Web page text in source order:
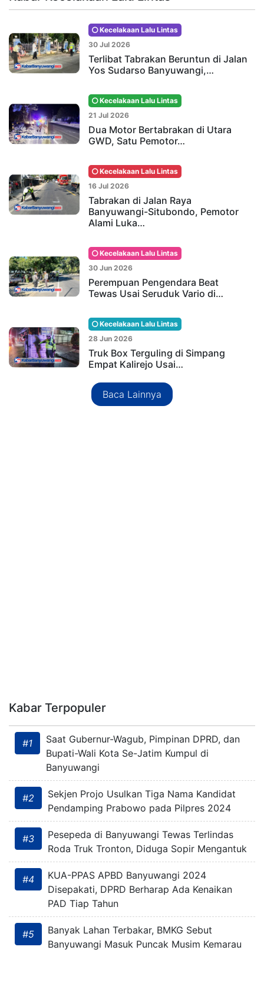
Kecelakaan Lalu Lintas
30 Jul 2026
Terlibat Tabrakan Beruntun di Jalan
Yos Sudarso Banyuwangi,…
Kecelakaan Lalu Lintas
21 Jul 2026
Dua Motor Bertabrakan di Utara
GWD, Satu Pemotor…
Kecelakaan Lalu Lintas
16 Jul 2026
Tabrakan di Jalan Raya
Banyuwangi-Situbondo, Pemotor
Alami Luka…
Kecelakaan Lalu Lintas
30 Jun 2026
Perempuan Pengendara Beat
Tewas Usai Seruduk Vario di…
Kecelakaan Lalu Lintas
28 Jun 2026
Truk Box Terguling di Simpang
Empat Kalirejo Usai…
Baca Lainnya
Kabar Terpopuler
#1
Saat Gubernur-Wagub, Pimpinan DPRD, dan
Bupati-Wali Kota Se-Jatim Kumpul di
Banyuwangi
#2
Sekjen Projo Usulkan Tiga Nama Kandidat
Pendamping Prabowo pada Pilpres 2024
#3
Pesepeda di Banyuwangi Tewas Terlindas
Roda Truk Tronton, Diduga Sopir Mengantuk
#4
KUA-PPAS APBD Banyuwangi 2024
Disepakati, DPRD Berharap Ada Kenaikan
PAD Tiap Tahun
#5
Banyak Lahan Terbakar, BMKG Sebut
Banyuwangi Masuk Puncak Musim Kemarau